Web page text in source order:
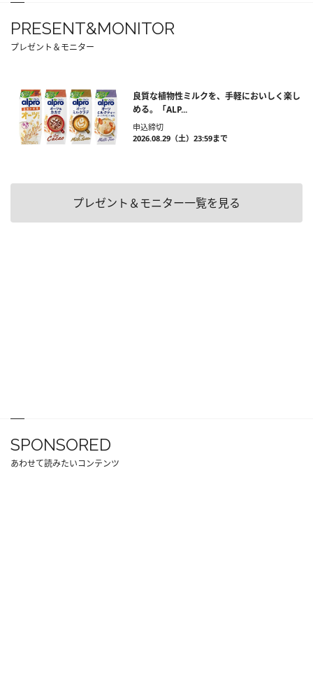
PRESENT&MONITOR
プレゼント＆モニター
良質な植物性ミルクを、手軽においしく楽し
める。「ALP...
申込締切
2026.08.29（土）23:59まで
プレゼント＆モニター一覧を見る
SPONSORED
あわせて読みたいコンテンツ